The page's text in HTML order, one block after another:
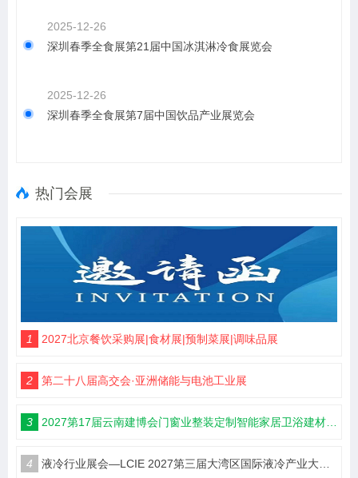
2025-12-26
深圳春季全食展第21届中国冰淇淋冷食展览会
2025-12-26
深圳春季全食展第7届中国饮品产业展览会
热门会展
1 2027北京餐饮采购展|食材展|预制菜展|调味品展
2 第二十八届高交会·亚洲储能与电池工业展
3 2027第17届云南建博会门窗业整装定制智能家居卫浴建材展会
4 液冷行业展会—LCIE 2027第三届大湾区国际液冷产业大会暨展览会（深圳）